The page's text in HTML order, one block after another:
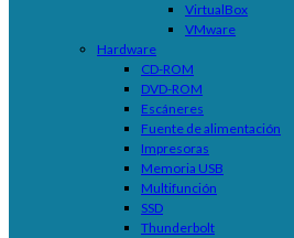
VirtualBox
VMware
Hardware
CD-ROM
DVD-ROM
Escáneres
Fuente de alimentación
Impresoras
Memoria USB
Multifunción
SSD
Thunderbolt